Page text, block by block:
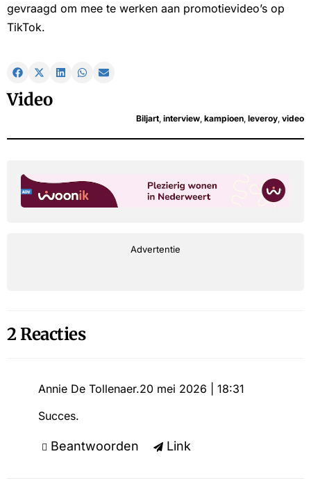
gevraagd om mee te werken aan promotievideo’s op
TikTok.
Video
Biljart interview kampioen leveroy video
Advertentie
2 Reacties
Annie De Tollenaer.20 mei 2026 | 18:31
Succes.
Beantwoorden Link